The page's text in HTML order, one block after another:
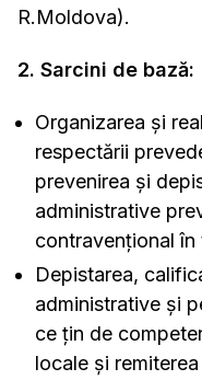
R.Moldova).
2. Sarcini de bază:
Organizarea şi
respectării
prevenirea şi
administrative
contravenţional în
Depistarea,
administrative şi
ce ţin de
locale şi